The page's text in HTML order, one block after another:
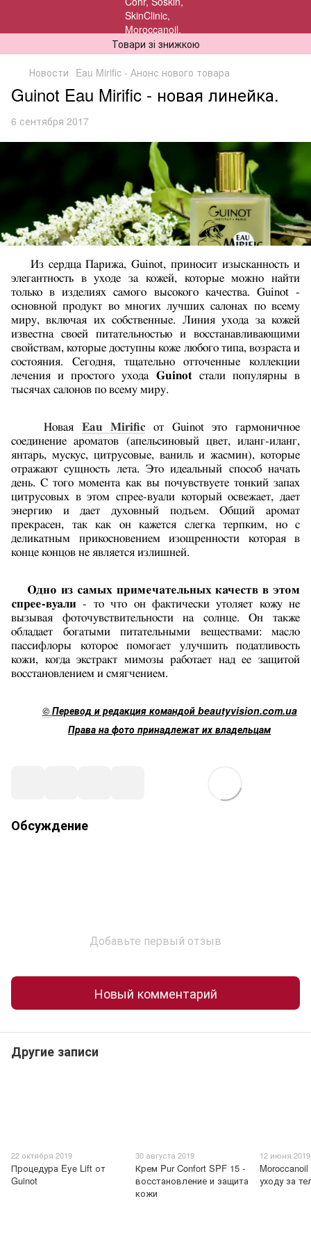
Товари зі знижкою
Новости Eau Mirific - Анонс нового товара
Guinot Eau Mirific - новая линейка.
6 сентября 2017
Из сердца Парижа, Guinot, приносит изысканность и
элегантность в уходе за кожей, которые можно найти
только в изделиях самого высокого качества. Guinot -
oсновной продукт во многих лучших салонах по всему
миру, включая их собственные. Линия ухода за кожей
известна своей питательностью и восстанавливающими
свойствам, которые доступны коже любого типа, возраста и
состояния. Сегодня, тщательно отточенные коллекции
лечения и простого ухода Guinotстали популярны в
тысячах салонов по всему миру.
Новая Eau Mirific от Guinot это гармоничное
соединение ароматов (апельсиновый цвет, иланг-иланг,
янтарь, мускус, цитрусовые, ваниль и жасмин), которые
отражают сущность лета. Это идеальный способ начать
день. С того момента как вы почувствуете тонкий запах
цитрусовых в этом спрее-вуали который освежает, дает
энергию и дает духовный подъем. Общий аромат
прекрасен, так как он кажется слегка терпким, но с
деликатным прикосновением изощренности которая в
конце концов не является излишней.
Одно из самых примечательных качеств в этом
спрее-вуали - то что он фактически утоляет кожу не
вызывая фоточувствительности на солнце. Он также
обладает богатыми питательными веществами: масло
пассифлоры которое помогает улучшить податливость
кожи, когда экстракт мимозы работает над ее защитой
восстановлением и смягчением.
©Перевод и редакция командой beautyvision.com.ua
Права на фото принадлежат их владельцам
Обсуждение
Добавьте первый отзыв
Новый комментарий
Другие записи
22 октября 2019
Процедура Eye Lift от
Guinot
30 августа 2019
Крем Pur Confort SPF 15 -
восстановление и защита
кожи
12 июня 2019
уходу за